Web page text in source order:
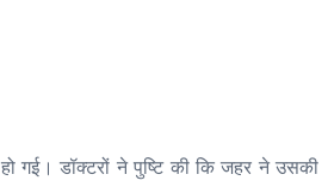
गई। डॉक्टरों ने पुष्टि की कि जहर ने उसकी